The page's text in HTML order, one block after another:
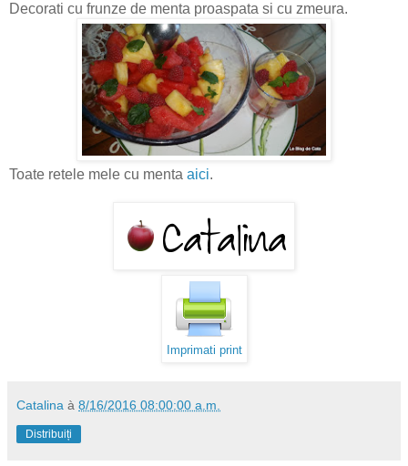
Decorati cu frunze de menta proaspata si cu zmeura.
Toate retele mele cu menta aici.
Imprimati print
Catalina à 8/16/2016 08:00:00 a.m.
Distribuiți